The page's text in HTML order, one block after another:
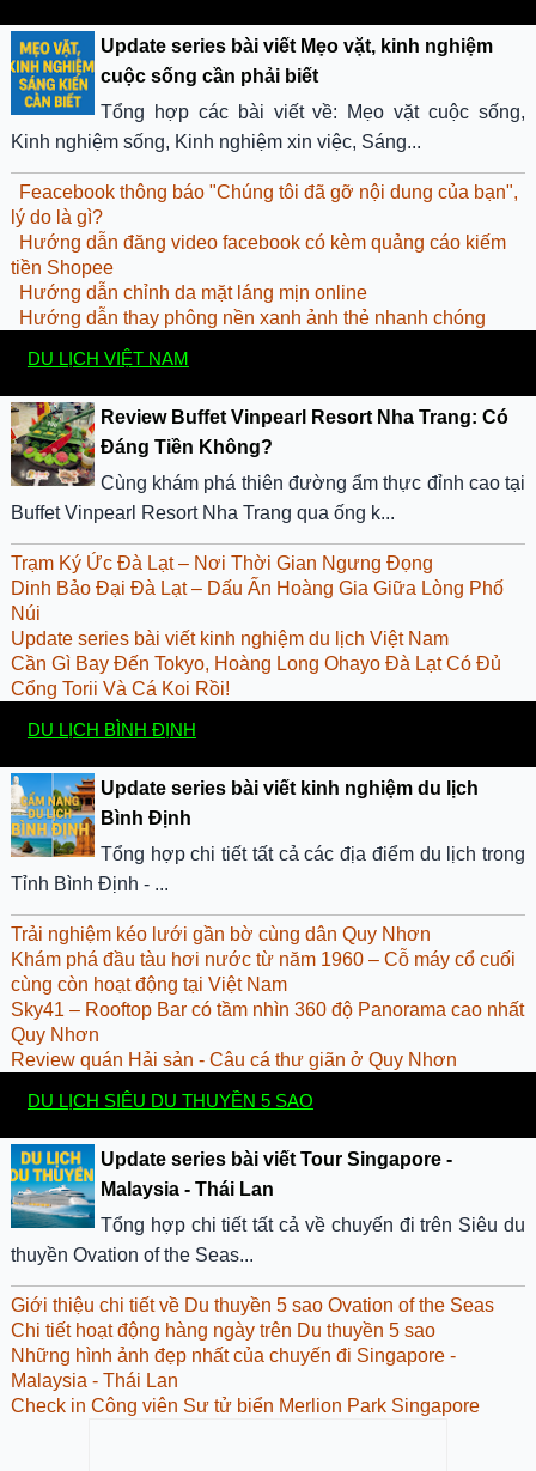
Update series bài viết Mẹo vặt, kinh nghiệm
cuộc sống cần phải biết
Tổng hợp các bài viết về: Mẹo vặt cuộc sống,
Kinh nghiệm sống, Kinh nghiệm xin việc, Sáng...
Feacebook thông báo "Chúng tôi đã gỡ nội dung của bạn",
lý do là gì?
Hướng dẫn đăng video facebook có kèm quảng cáo kiếm
tiền Shopee
Hướng dẫn chỉnh da mặt láng mịn online
Hướng dẫn thay phông nền xanh ảnh thẻ nhanh chóng
DU LỊCH VIỆT NAM
Review Buffet Vinpearl Resort Nha Trang: Có
Đáng Tiền Không?
Cùng khám phá thiên đường ẩm thực đỉnh cao tại
Buffet Vinpearl Resort Nha Trang qua ống k...
Trạm Ký Ức Đà Lạt – Nơi Thời Gian Ngưng Đọng
Dinh Bảo Đại Đà Lạt – Dấu Ấn Hoàng Gia Giữa Lòng Phố
Núi
Update series bài viết kinh nghiệm du lịch Việt Nam
​Cần Gì Bay Đến Tokyo, Hoàng Long Ohayo Đà Lạt Có Đủ
Cổng Torii Và Cá Koi Rồi!
DU LỊCH BÌNH ĐỊNH
Update series bài viết kinh nghiệm du lịch
Bình Định
Tổng hợp chi tiết tất cả các địa điểm du lịch trong
Tỉnh Bình Định - ...
Trải nghiệm kéo lưới gần bờ cùng dân Quy Nhơn
Khám phá đầu tàu hơi nước từ năm 1960 – Cỗ máy cổ cuối
cùng còn hoạt động tại Việt Nam
Sky41 – Rooftop Bar có tầm nhìn 360 độ Panorama cao nhất
Quy Nhơn
Review quán Hải sản - Câu cá thư giãn ở Quy Nhơn
DU LỊCH SIÊU DU THUYỀN 5 SAO
Update series bài viết Tour Singapore -
Malaysia - Thái Lan
Tổng hợp chi tiết tất cả về chuyến đi trên Siêu du
thuyền Ovation of the Seas...
Giới thiệu chi tiết về Du thuyền 5 sao Ovation of the Seas
Chi tiết hoạt động hàng ngày trên Du thuyền 5 sao
Những hình ảnh đẹp nhất của chuyến đi Singapore -
Malaysia - Thái Lan
Check in Công viên Sư tử biển Merlion Park Singapore